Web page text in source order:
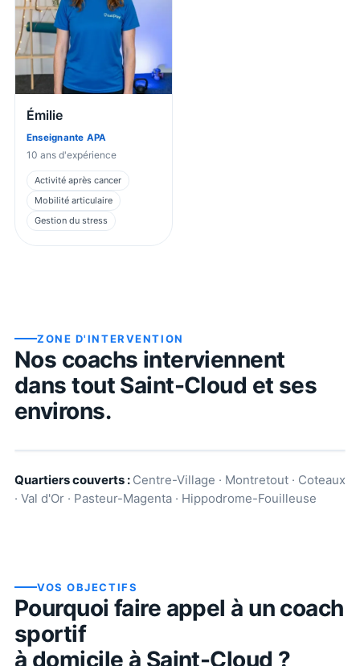
Émilie
Enseignante APA
10 ans d'expérience
Activité après cancer
Mobilité articulaire
Gestion du stress
ZONE D'INTERVENTION
Nos coachs interviennent
dans tout Saint-Cloud et ses
environs.
Quartiers couverts : Centre-Village · Montretout · Coteaux
· Val d'Or · Pasteur-Magenta · Hippodrome-Fouilleuse
VOS OBJECTIFS
Pourquoi faire appel à un coach
sportif
à domicile à Saint-Cloud ?